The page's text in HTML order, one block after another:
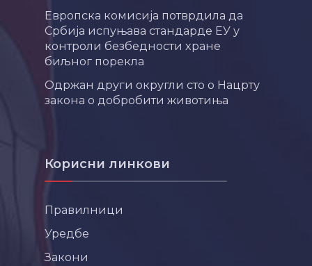
Европска комисија потврдила да
Србија испуњава стандарде ЕУ у
контроли безбедности хране
биљног порекла
Одржан други округли сто о Нацрту
закона о добробити животиња
Корисни линкови
Правилници
Уредбе
Закони